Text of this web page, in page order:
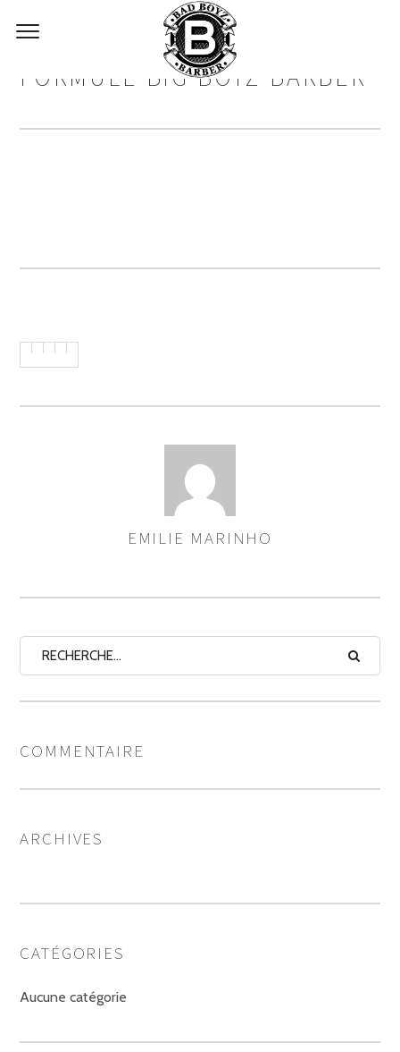
FORMULE BIG BOYZ BARBER
AUTEURS
EMILIE MARINHO
COMMENTAIRE
ARCHIVES
CATÉGORIES
Aucune catégorie